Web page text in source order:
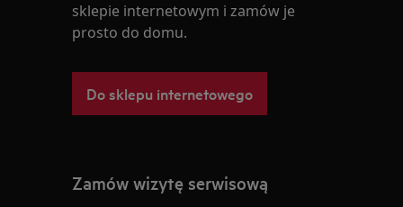
sklepie internetowym i zamów je
prosto do domu.
Do sklepu internetowego
Zamów wizytę serwisową